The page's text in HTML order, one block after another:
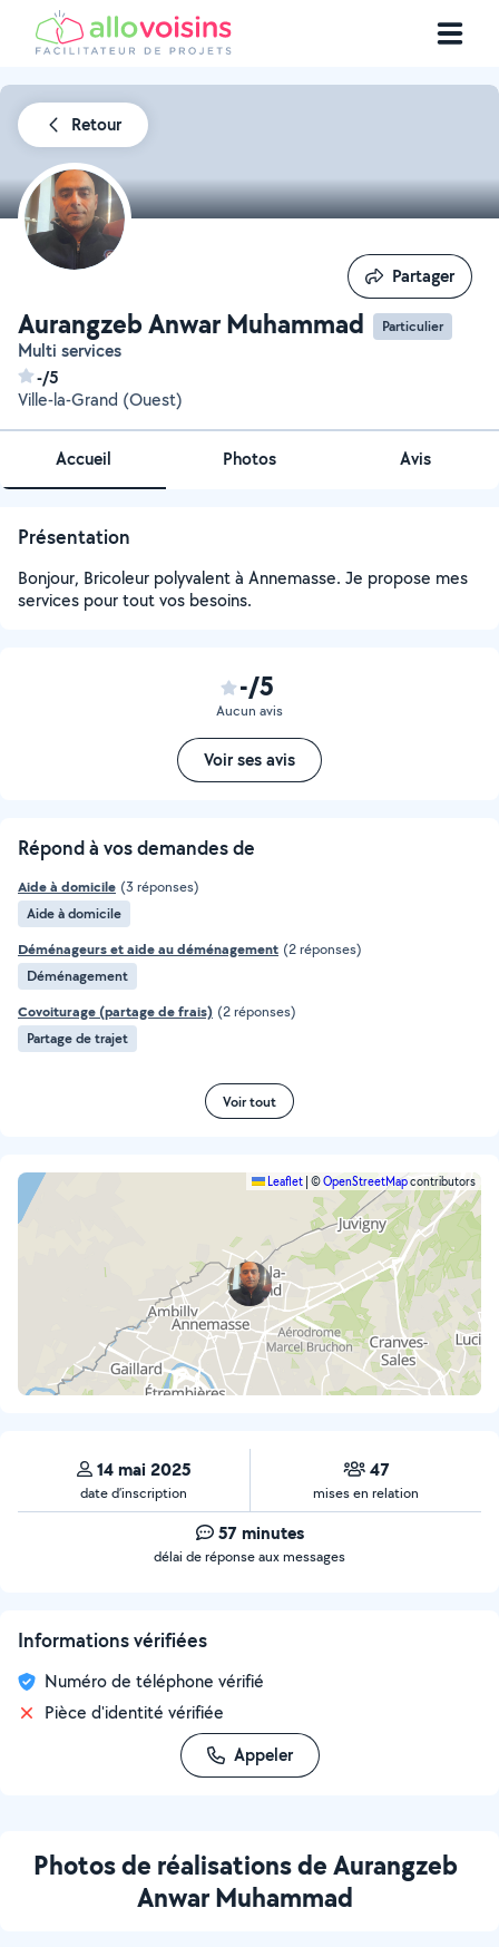
Retour
Aurangzeb Anwar Muhammad Particulier
Multi services
-/5
Ville-la-Grand (Ouest)
Partager
Partager
Accueil Photos Avis
Présentation
Bonjour, Bricoleur polyvalent à Annemasse. Je propose mes
services pour tout vos besoins.
-/5
Aucun avis
Voir ses avis
Répond à vos demandes de
Aide à domicile (3 réponses)
Aide à domicile
Déménageurs et aide au déménagement (2 réponses)
Déménagement
Covoiturage (partage de frais) (2 réponses)
Partage de trajet
Voir tout
Leaflet ©OpenStreetMapcontributors
14 mai 2025
date d’inscription
47
mises en relation
57 minutes
délai de réponse aux messages
Informations vérifiées
Numéro de téléphone vérifié
Pièce d'identité vérifiée
Appeler
Photos de réalisations de Aurangzeb
Anwar Muhammad